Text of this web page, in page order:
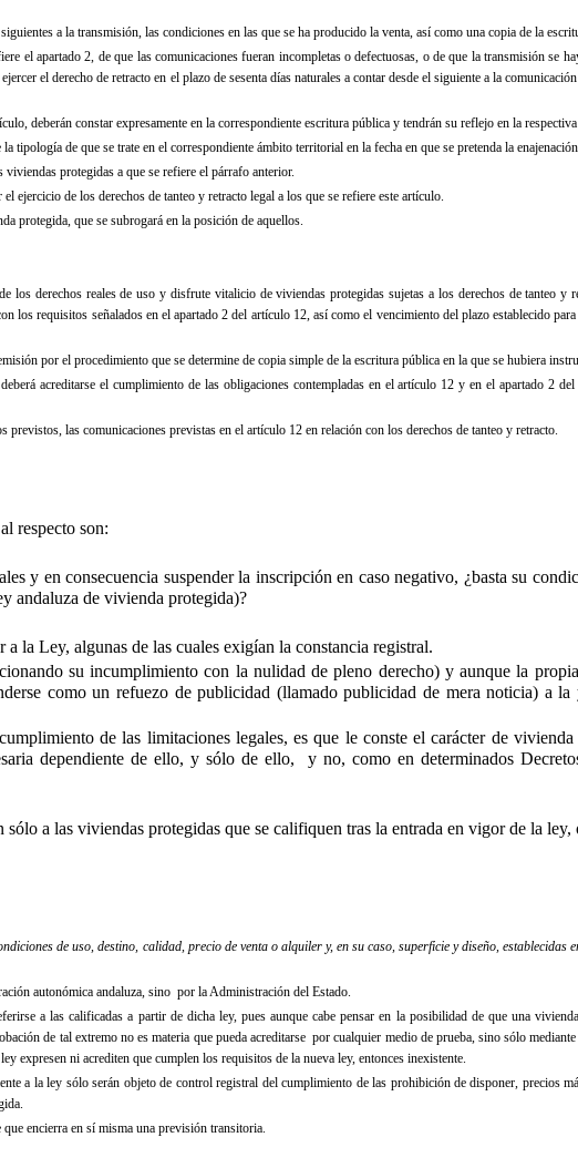
a la transmisión, las condiciones en las que se ha producido la venta, así como una copia de la
el apartado 2, de que las comunicaciones fueran incompletas o defectuosas, o de que la transmisión se
el derecho de retracto en el plazo de sesenta días naturales a contar desde el siguiente a la
deberán constar expresamente en la correspondiente escritura pública y tendrán su reflejo en la
de que se trate en el correspondiente ámbito territorial en la fecha en que se pretenda la
protegidas a que se refiere el párrafo anterior.
ejercicio de los derechos de tanteo y retracto legal a los que se refiere este artículo.
protegida, que se subrogará en la posición de aquellos.
derechos reales de uso y disfrute vitalicio de viviendas protegidas sujetas a los derechos de tanteo y
los requisitos señalados en el apartado 2 del artículo 12, así como el vencimiento del plazo establecido
por el procedimiento que se determine de copia simple de la escritura pública en la que se hubiera
acreditarse el cumplimiento de las obligaciones contempladas en el artículo 12 y en el apartado 2
las comunicaciones previstas en el artículo 12 en relación con los derechos de tanteo y retracto.
respecto son:
y en consecuencia suspender la inscripción en caso negativo, ¿basta su
andaluza de vivienda protegida)?
la Ley, algunas de las cuales exigían la constancia registral.
su incumplimiento con la nulidad de pleno derecho) y aunque la
como un refuezo de publicidad (llamado publicidad de mera noticia) a
de las limitaciones legales, es que le conste el carácter de
dependiente de ello, y sólo de ello, y no, como en determinados
a las viviendas protegidas que se califiquen tras la entrada en vigor de la ley,
de uso, destino, calidad, precio de venta o alquiler y, en su caso, superficie y diseño, establecidas
autonómica andaluza, sino por la Administración del Estado.
a las calificadas a partir de dicha ley, pues aunque cabe pensar en la posibilidad de que una
de tal extremo no es materia que pueda acreditarse por cualquier medio de prueba, sino sólo
expresen ni acrediten que cumplen los requisitos de la nueva ley, entonces inexistente.
a la ley sólo serán objeto de control registral del cumplimiento de las prohibición de disponer, precios
encierra en sí misma una previsión transitoria.